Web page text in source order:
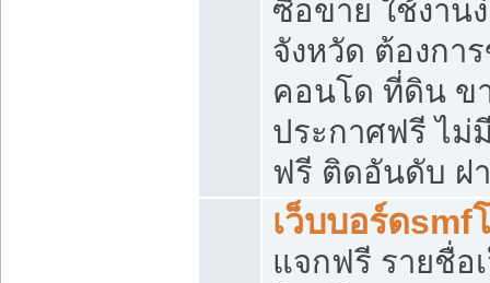
ซื้อขาย ใช้งาน
จังหวัด ต้องกา
คอนโด ที่ดิน ข
ประกาศฟรี ไม่
ฟรี ติดอันดับ ฝ
เว็บบอร์ดsmf
แจกฟรี รายชื่อ